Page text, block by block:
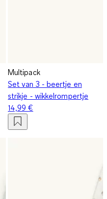
Multipack
Set van 3 - beertje en
strikje - wikkelrompertje
14,99 €